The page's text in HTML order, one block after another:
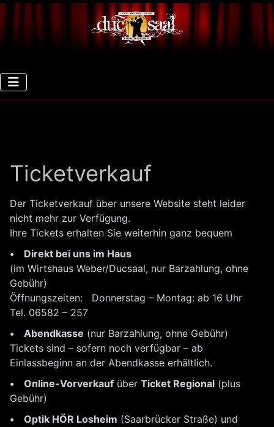
Ticketverkauf
Der Ticketverkauf über unsere Website steht leider
nicht mehr zur Verfügung.
Ihre Tickets erhalten Sie weiterhin ganz bequem
• Direkt bei uns im Haus
(im Wirtshaus Weber/Ducsaal, nur Barzahlung, ohne
Gebühr)
Öffnungszeiten: Donnerstag – Montag: ab 16 Uhr
Tel. 06582 – 257
• Abendkasse (nur Barzahlung, ohne Gebühr)
Tickets sind – sofern noch verfügbar – ab
Einlassbeginn an der Abendkasse erhältlich.
• Online-Vorverkauf über Ticket Regional (plus
Gebühr)
• Optik HÖR Losheim (Saarbrücker Straße) und